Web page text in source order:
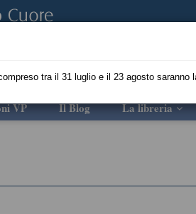
VP Il Blog La libreria
tra il 31 luglio e il 23 agosto saranno